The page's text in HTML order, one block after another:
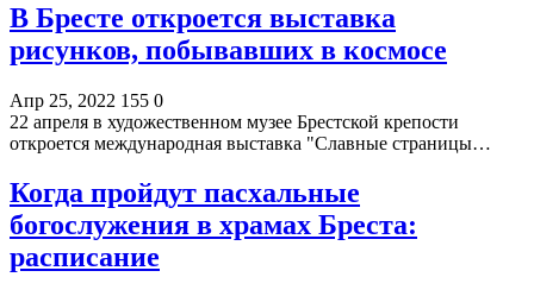
В Бресте откроется выставка
рисунков, побывавших в космосе
Апр 25, 2022 155 0
22 апреля в художественном музее Брестской крепости
откроется международная выставка "Славные страницы…
Когда пройдут пасхальные
богослужения в храмах Бреста:
расписание